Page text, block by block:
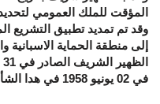
المؤقت للملك العمومي
وقد تم تمديد تطبيق التشريع
إلى منطقة الحماية
في 02 يونيو 1958 في هدا الشأن .